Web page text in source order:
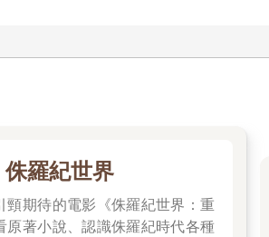
侏羅紀世界
頸期待的電影《侏羅紀世界：重
原著小說、認識侏羅紀時代各種